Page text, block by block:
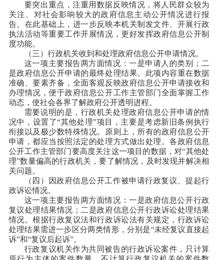
要突出重点，注重用数据反映情况，将人民群众较为
关注、对社会影响较大的政府信息主动公开情况进行报
告。在此基础上，进一步反映本机关制发文件、开展行政
执法活动等重要工作开展情况，更好发挥政府信息公开制
度功能。
（三）行政机关收到和处理政府信息公开申请情况。
这一项主要报告两方面情况：一是申请人的类别；二
是政府信息公开申请的最终处理结果。此项内容重在数据
准确、要素齐备，全面客观反映政府信息公开申请接收和
办理情况，便于政府信息公开工作主管部门全面掌握工作
动态，使社会各界了解政府公开透明进程。
需要说明的是，行政机关处理政府信息公开申请的情
况中，设置了“其他处理”项目，主要是考虑新旧条例执行
衔接以及极少数特殊情况。原则上，所有的政府信息公开
申请，都应当按照法定的处理方式做出处理。各政府信息
公开工作主管部门要高度关注这一项目的数据，对“其他处
理”数量偏高的行政机关，要了解情况，及时发现并解决相
关问题。
（四）因政府信息公开工作被申请行政复议、提起行
政诉讼情况。
这一项主要报告两方面情况：一是政府信息公开行政
复议处理结果情况；二是政府信息公开行政诉讼处理结果
情况。根据行政复议法和行政诉讼法有关规定，行政诉讼
处理结果需进一步区分两类情形，分别是“未经复议直接起
诉”和“复议后起诉”。
行政复议机关作为共同被告的行政诉讼案件，只计算